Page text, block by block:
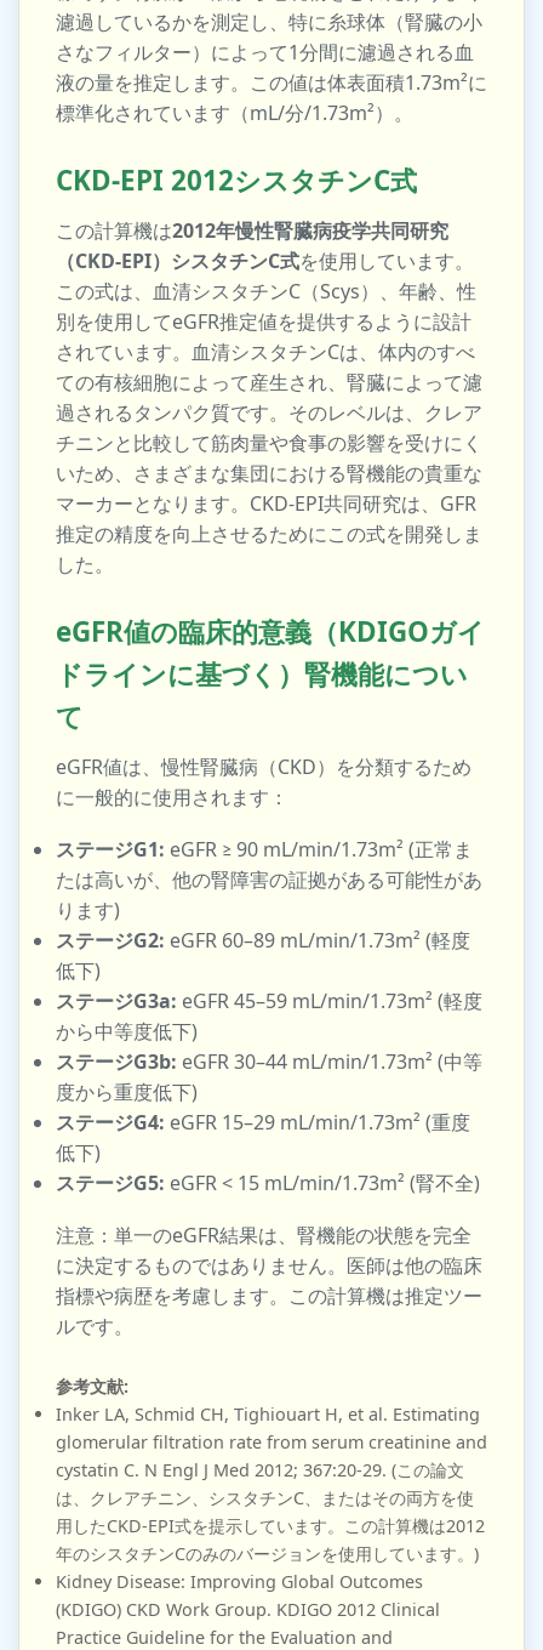
濾過しているかを測定し、特に糸球体（腎臓の小
さなフィルター）によって1分間に濾過される血
液の量を推定します。この値は体表面積1.73m²に
標準化されています（mL/分/1.73m²）。
CKD-EPI 2012シスタチンC式
この計算機は2012年慢性腎臓病疫学共同研究
（CKD-EPI）シスタチンC式を使用しています。
この式は、血清シスタチンC（Scys）、年齢、性
別を使用してeGFR推定値を提供するように設計
されています。血清シスタチンCは、体内のすべ
ての有核細胞によって産生され、腎臓によって濾
過されるタンパク質です。そのレベルは、クレア
チニンと比較して筋肉量や食事の影響を受けにく
いため、さまざまな集団における腎機能の貴重な
マーカーとなります。CKD-EPI共同研究は、GFR
推定の精度を向上させるためにこの式を開発しま
した。
eGFR値の臨床的意義（KDIGOガイ
ドラインに基づく）腎機能につい
て
eGFR値は、慢性腎臓病（CKD）を分類するため
に一般的に使用されます：
ステージG1: eGFR ≥ 90 mL/min/1.73m² (正常ま
たは高いが、他の腎障害の証拠がある可能性があ
ります)
ステージG2: eGFR 60–89 mL/min/1.73m² (軽度
低下)
ステージG3a: eGFR 45–59 mL/min/1.73m² (軽度
から中等度低下)
ステージG3b: eGFR 30–44 mL/min/1.73m² (中等
度から重度低下)
ステージG4: eGFR 15–29 mL/min/1.73m² (重度
低下)
ステージG5: eGFR < 15 mL/min/1.73m² (腎不全)
注意：単一のeGFR結果は、腎機能の状態を完全
に決定するものではありません。医師は他の臨床
指標や病歴を考慮します。この計算機は推定ツー
ルです。
参考文献:
Inker LA, Schmid CH, Tighiouart H, et al. Estimating
glomerular filtration rate from serum creatinine and
cystatin C. N Engl J Med 2012; 367:20-29. (この論文
は、クレアチニン、シスタチンC、またはその両方を使
用したCKD-EPI式を提示しています。この計算機は2012
年のシスタチンCのみのバージョンを使用しています。)
Kidney Disease: Improving Global Outcomes
(KDIGO) CKD Work Group. KDIGO 2012 Clinical
Practice Guideline for the Evaluation and